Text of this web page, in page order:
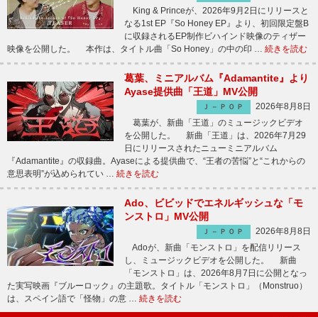
King & Princeが、2026年9月2日にリリースと
なる1st EP『So Honey EP』より、初回限定盤B
に収録されるEP制作ビハインド映像のティザー
映像を公開した。 本作は、タイトル曲「So Honey」の中の印 … 続きを読む
葛葉、ミニアルバム『Adamantite』より
Ayase提供曲「王道」MV公開
Ｊ－ＰＯＰ
2026年8月8日
葛葉が、新曲「王道」のミュージックビデオ
を公開した。 新曲「王道」は、2026年7月29
日にリリースされたニューミニアルバム
『Adamantite』の収録曲。Ayaseによる提供曲で、“王者の苦悩”と“これからの
意思表明”が込められてい … 続きを読む
Ado、ビビッドでエネルギッシュな「モ
ンストロ」MV公開
Ｊ－ＰＯＰ
2026年8月8日
Adoが、新曲「モンストロ」を配信リリース
し、ミュージックビデオを公開した。 新曲
「モンストロ」は、2026年8月7日に公開となっ
た実写映画『ブルーロック』の主題歌。タイトル「モンストロ」（Monstruo）
は、スペイン語で「怪物」の意 … 続きを読む